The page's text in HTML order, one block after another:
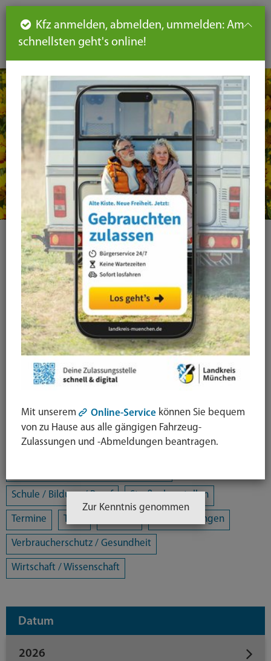
DE
Kategorie
Alle Kategorien Amtsblatt
Arbeit / Gewerbe / Jobcenter
Ausländerrecht & Integration Bauen und Wohnen
Bürgerschaftliches Engagement Chancengleichheit
Eltern- und Jugendberatungsstelle
Freizeit / Kultur / Sport Jugendhilfeplanung
Landratsamt Mobilität
Schule / Bildung / Beruf Straßenbaustellen
Termine Tiere Veranstaltungen
Verbraucherschutz / Gesundheit
Wirtschaft / Wissenschaft
Datum
2026
Seiteninhalt
Hauptnavigation
Seitennavigation
leichte
Sprache
Kfz anmelden, abmelden, ummelden: Am
schnellsten geht's online!
Mit unserem Online-Service können Sie bequem
von zu Hause aus alle gängigen Fahrzeug-
Zulassungen und -Abmeldungen beantragen.
Zur Kenntnis genommen